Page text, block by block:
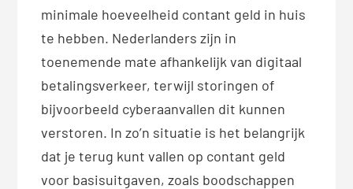
minimale hoeveelheid contant geld in huis
te hebben. Nederlanders zijn in
toenemende mate afhankelijk van digitaal
betalingsverkeer, terwijl storingen of
bijvoorbeeld cyberaanvallen dit kunnen
verstoren. In zo’n situatie is het belangrijk
dat je terug kunt vallen op contant geld
voor basisuitgaven, zoals boodschappen